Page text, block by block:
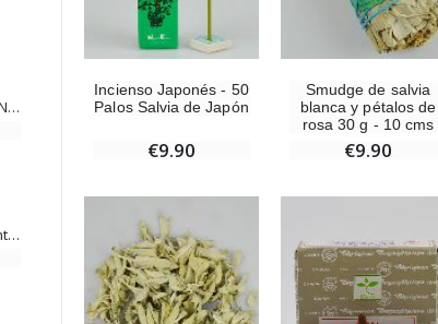
Incienso Japonés - 50
Palos Salvia de Japón
€9.90
Smudge de salvia
blanca y pétalos de
rosa 30 g - 10 cms
€9.90
Deja tu Vela de Novena en Lourdes
Pastillas de Menta con Agua de Lourdes - 130 gramos
€21.90
€12.90